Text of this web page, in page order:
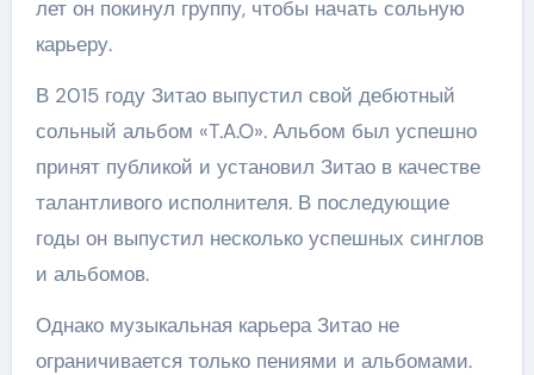
лет он покинул группу, чтобы начать сольную
карьеру.
В 2015 году Зитао выпустил свой дебютный
сольный альбом «T.A.O». Альбом был успешно
принят публикой и установил Зитао в качестве
талантливого исполнителя. В последующие
годы он выпустил несколько успешных синглов
и альбомов.
Однако музыкальная карьера Зитао не
ограничивается только пениями и альбомами.